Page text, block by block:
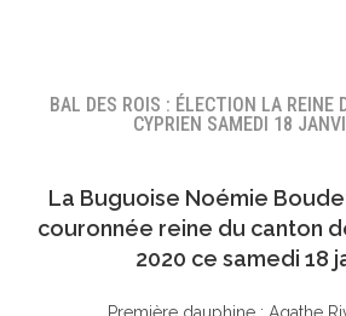
BAL DES ROIS : ÉLECTION LA REINE
CYPRIEN SAMEDI 18
La Buguoise Noémie
couronnée reine du canton
2020 ce samedi 18